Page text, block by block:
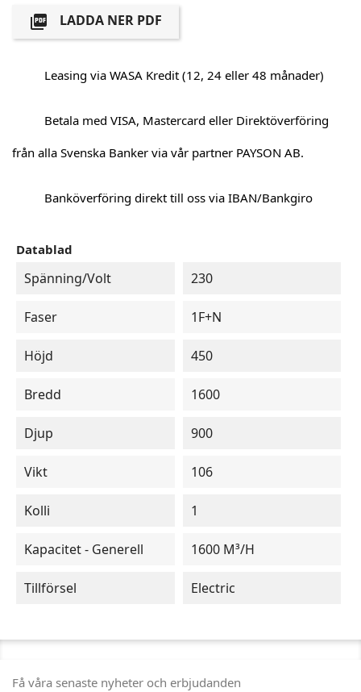
 LADDA NER PDF
Leasing via WASA Kredit (12, 24 eller 48 månader)
Betala med VISA, Mastercard eller Direktöverföring
från alla Svenska Banker via vår partner PAYSON AB.
Banköverföring direkt till oss via IBAN/Bankgiro
Datablad
Spänning/Volt 230
Faser 1F+N
Höjd 450
Bredd 1600
Djup 900
Vikt 106
Kolli 1
Kapacitet - Generell 1600 M³/h
Tillförsel Electric
Få våra senaste nyheter och erbjudanden